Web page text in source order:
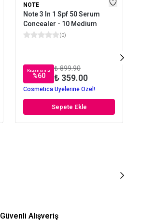
NOTE
Note 3 In 1 Spf 50 Serum
Concealer - 10 Medium
(0)
Kazancınız
%60
₺ 899.90
₺ 359.00
Cosmetica Üyelerine Özel!
Sepete Ekle
Güvenli Alışveriş